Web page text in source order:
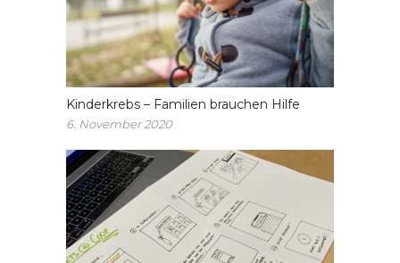
Kinderkrebs – Familien brauchen Hilfe
6. November 2020